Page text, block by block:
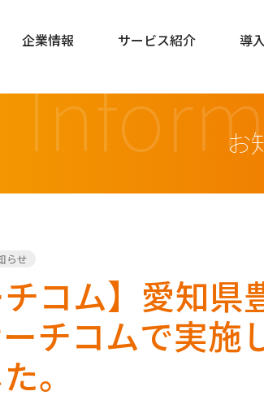
企業情報 サービス紹介 導
お
らせ
チコム】愛知
チコムで実施
。